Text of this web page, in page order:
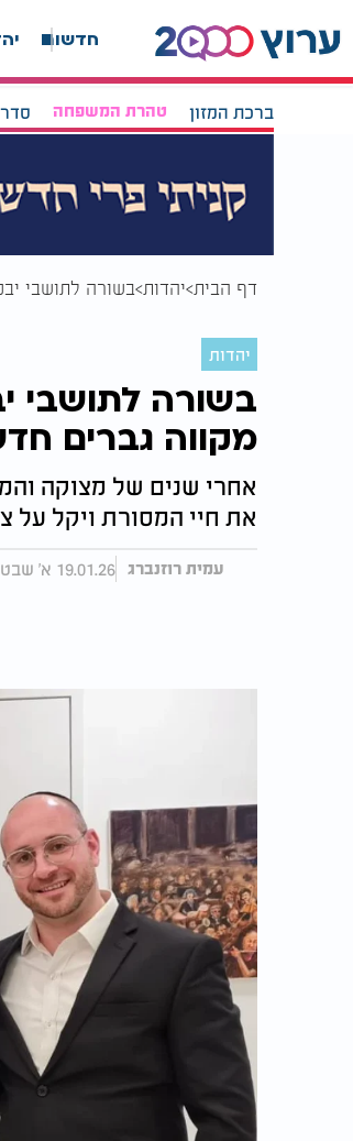
חדשות
ברכת המזון טהרת המשפחה
דף הבית יהדות בשורה לתושבי
יהדות
בשורה לתושבי
מקווה גברים
אחרי שנים של מצוקה
את חיי המסורת ויקל על
עמית רוזנברג 19.01.26 א' שבט התשפ"ו